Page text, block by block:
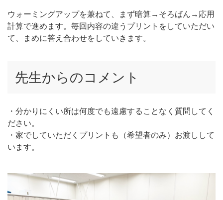
ウォーミングアップを兼ねて、まず暗算→そろばん→応用
計算で進めます。毎回内容の違うプリントをしていただい
て、まめに答え合わせをしていきます。
先生からのコメント
・分かりにくい所は何度でも遠慮することなく質問してく
ださい。
・家でしていただくプリントも（希望者のみ）お渡しして
います。